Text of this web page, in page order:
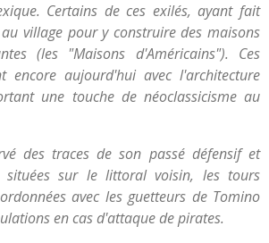
Certains de ces exilés, ayant fait
village pour y construire des maisons
(les "Maisons d'Américains"). Ces
encore aujourd'hui avec l'architecture
une touche de néoclassicisme au
des traces de son passé défensif et
situées sur le littoral voisin, les tours
avec les guetteurs de Tomino
en cas d'attaque de pirates.